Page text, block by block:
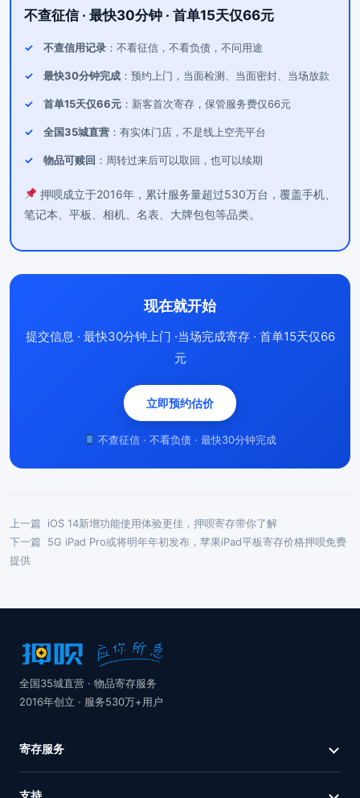
不查征信 · 最快30分钟 · 首单15天仅66元
不查信用记录 ：不看征信，不看负债，不问用途
最快30分钟完成 ：预约上门，当面检测、当面密封、当场放款
首单15天仅66元 ：新客首次寄存，保管服务费仅66元
全国35城直营 ：有实体门店，不是线上空壳平台
物品可赎回 ：周转过来后可以取回，也可以续期
押呗成立于2016年，累计服务量超过530万台，覆盖手机、
笔记本、平板、相机、名表、大牌包包等品类。
现在就开始
提交信息 · 最快30分钟上门 ·当场完成寄存 · 首单15天仅66
元
立即预约估价
不查征信 · 不看负债 · 最快30分钟完成
上一篇
iOS 14新增功能使用体验更佳，押呗寄存带你了解
下一篇
5G iPad Pro或将明年年初发布，苹果iPad平板寄存价格押呗免费
提供
全国35城直营 · 物品寄存服务
2016年创立 · 服务530万+用户
寄存服务
支持